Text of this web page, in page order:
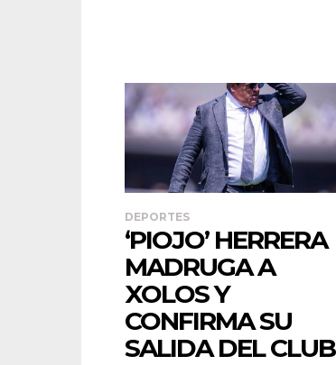
DEPORTES
‘PIOJO’ HERRERA
MADRUGA A
XOLOS Y
CONFIRMA SU
SALIDA DEL CLUB